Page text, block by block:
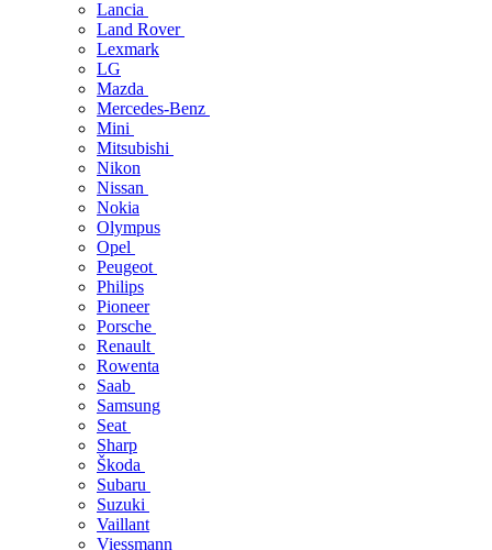
Lancia
Land Rover
Lexmark
LG
Mazda
Mercedes-Benz
Mini
Mitsubishi
Nikon
Nissan
Nokia
Olympus
Opel
Peugeot
Philips
Pioneer
Porsche
Renault
Rowenta
Saab
Samsung
Seat
Sharp
Škoda
Subaru
Suzuki
Vaillant
Viessmann